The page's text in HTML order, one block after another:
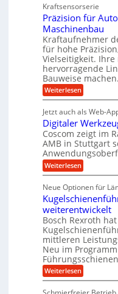
c
h
w
n
d
e
t
r
i
e
b
e
f
ü
r
r
u
e
U
m
g
e
b
u
n
n
d
A
u
f
t
r
a
g
s
e
i
n
g
a
n
g
l
o
s
e
,
w
e
n
i
g
e
r
S
t
e
l
e
n
h
n
s
t
a
n
g
e
n
g
e
t
r
i
e
b
e
f
ü
r
r
ä
i
s
e
H
u
b
b
e
w
e
Kraftsensorserie
Präzision für
Maschinenbau
Kraftaufnehmer
für hohe
Vielseitigkeit.
hervorragende
Bauweise
Weiterlesen:
P
ä
z
i
s
i
o
n
f
r
A
u
t
o
m
o
t
i
v
e
Jetzt auch als Web-
Digitaler
Coscom zeigt im
AMB in Stuttgart
Weiterlesen:
D
g
i
t
a
l
e
r
W
e
r
k
z
Neue Optionen für
weiterentwickelt
Bosch Rexroth
mittleren
Neu im
Weiterlesen:
K